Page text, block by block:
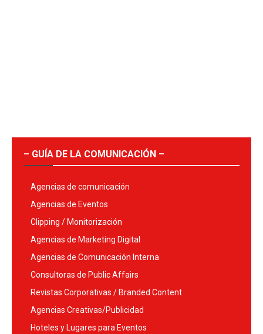
– GUÍA DE LA COMUNICACIÓN –
Agencias de comunicación
Agencias de Eventos
Clipping / Monitorización
Agencias de Marketing Digital
Agencias de Comunicación Interna
Consultoras de Public Affairs
Revistas Corporativas / Branded Content
Agencias Creativas/Publicidad
Hoteles y Lugares para Eventos